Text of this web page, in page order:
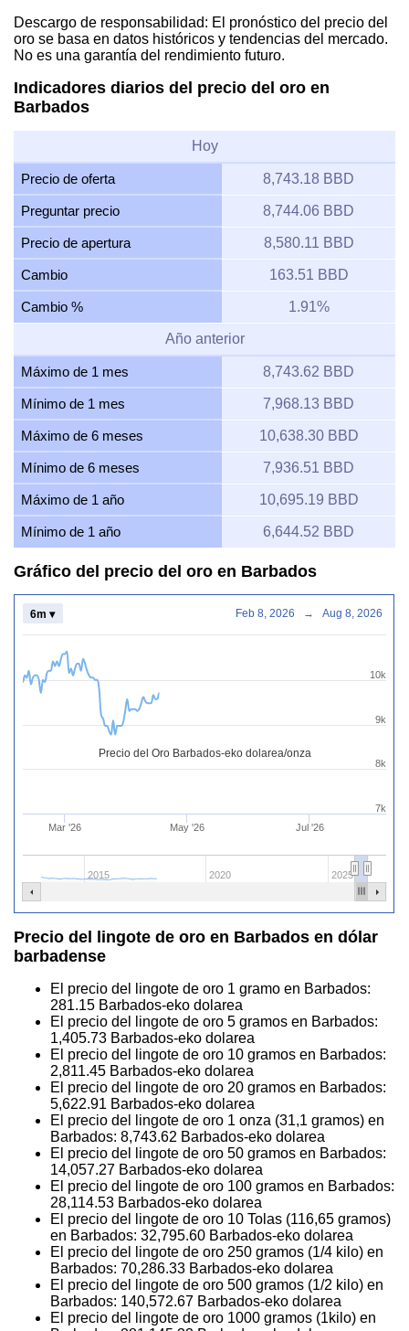
Descargo de responsabilidad: El pronóstico del precio del
oro se basa en datos históricos y tendencias del mercado.
No es una garantía del rendimiento futuro.
Indicadores diarios del precio del oro en
Barbados
Hoy
Precio de oferta 8,743.18 BBD
Preguntar precio 8,744.06 BBD
Precio de apertura 8,580.11 BBD
Cambio 163.51 BBD
Cambio % 1.91%
Año anterior
Máximo de 1 mes 8,743.62 BBD
Mínimo de 1 mes 7,968.13 BBD
Máximo de 6 meses 10,638.30 BBD
Mínimo de 6 meses 7,936.51 BBD
Máximo de 1 año 10,695.19 BBD
Mínimo de 1 año 6,644.52 BBD
Gráfico del precio del oro en Barbados
Precio del Oro Barbados-eko dolarea/onza
Mar '26 May '26 Jul '26
2015 2020 2025
8k
9k
10k
7k
6m ▾ Feb 8, 2026 → Aug 8, 2026
Precio del lingote de oro en Barbados en dólar
barbadense
El precio del lingote de oro 1 gramo en Barbados:
281.15 Barbados-eko dolarea
El precio del lingote de oro 5 gramos en Barbados:
1,405.73 Barbados-eko dolarea
El precio del lingote de oro 10 gramos en Barbados:
2,811.45 Barbados-eko dolarea
El precio del lingote de oro 20 gramos en Barbados:
5,622.91 Barbados-eko dolarea
El precio del lingote de oro 1 onza (31,1 gramos) en
Barbados: 8,743.62 Barbados-eko dolarea
El precio del lingote de oro 50 gramos en Barbados:
14,057.27 Barbados-eko dolarea
El precio del lingote de oro 100 gramos en Barbados:
28,114.53 Barbados-eko dolarea
El precio del lingote de oro 10 Tolas (116,65 gramos)
en Barbados: 32,795.60 Barbados-eko dolarea
El precio del lingote de oro 250 gramos (1/4 kilo) en
Barbados: 70,286.33 Barbados-eko dolarea
El precio del lingote de oro 500 gramos (1/2 kilo) en
Barbados: 140,572.67 Barbados-eko dolarea
El precio del lingote de oro 1000 gramos (1kilo) en